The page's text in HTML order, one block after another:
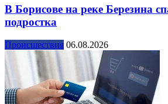
В Борисове на реке Березина
подростка
Происшествия 06.08.2026